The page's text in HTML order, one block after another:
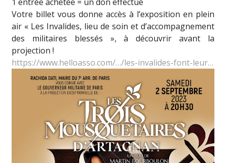
Votre billet vous donne accès à l’exposition en plein
air « Les Invalides, lieu de soin et d’accompagnement
des militaires blessés », à découvrir avant la
projection !
https://www.helloasso.com/…/les-invalides-font-leur…